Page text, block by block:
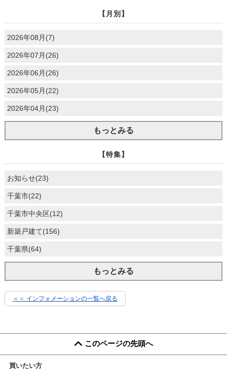
【月別】
2026年08月(7)
2026年07月(26)
2026年06月(26)
2026年05月(22)
2026年04月(23)
もっとみる
【特集】
お知らせ(23)
千葉市(22)
千葉市中央区(12)
新築戸建て(156)
千葉県(64)
もっとみる
＜＜ インフォメーションの一覧へ戻る
このページの先頭へ
買いたい方